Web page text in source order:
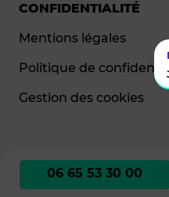
06 65 53 30 00
CONFIDENTIALITÉ
Mentions légales
Politique de
Gestion des cookies